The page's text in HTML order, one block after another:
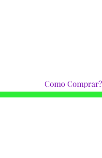
Como Comprar?